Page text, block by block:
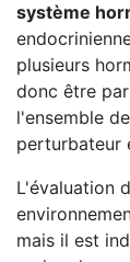
système
plusieurs
donc être
l'ensemble
perturbateur
L'évaluation
mais il est